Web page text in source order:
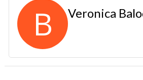
B Veronica